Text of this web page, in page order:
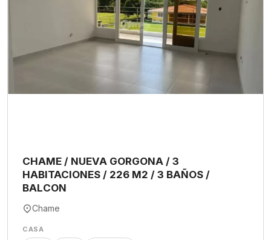
CHAME / NUEVA GORGONA / 3
HABITACIONES / 226 M2 / 3 BAÑOS /
BALCON
Chame
CASA